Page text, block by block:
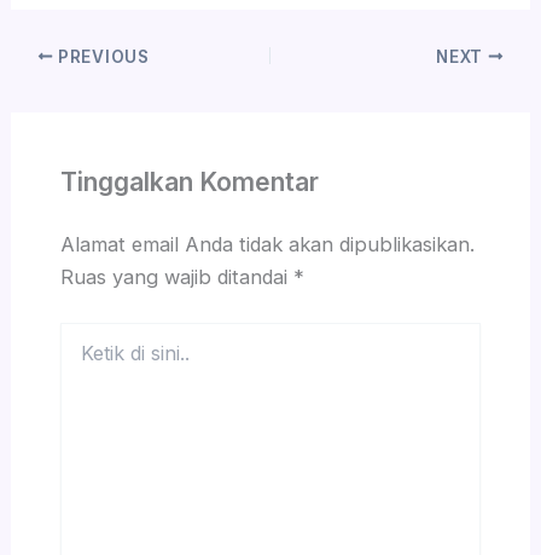
PREVIOUS NEXT
Tinggalkan Komentar
Alamat email Anda tidak akan dipublikasikan.
Ruas yang wajib ditandai *